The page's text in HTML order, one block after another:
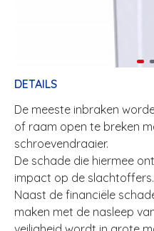
DETAILS
De meeste inbraken
of raam open te breken
schroevendraaier.
De schade die hiermee
impact op de slachtoffers.
Naast de financiële
maken met de nasleep